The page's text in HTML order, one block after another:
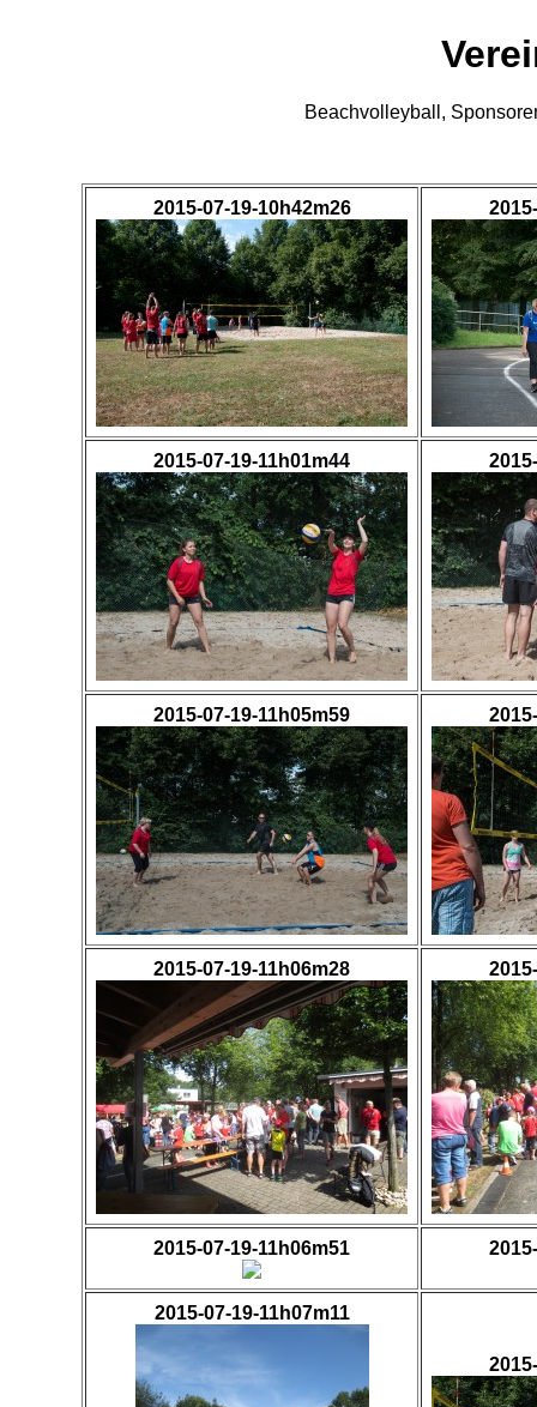
Beachvolleyball,
2015-07-19-10h42m26
2015-07-19-11h01m44
2015-07-19-11h05m59
2015-07-19-11h06m28
2015-07-19-11h06m51
2015-07-19-11h07m11